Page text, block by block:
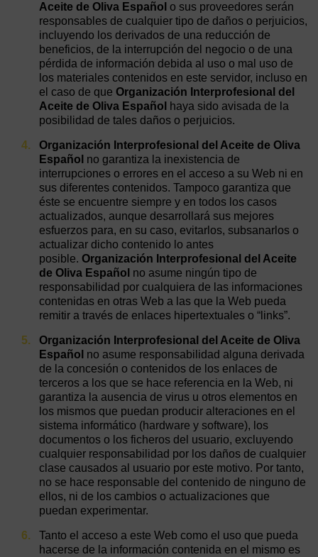
Aceite de Oliva Español o sus proveedores serán
responsables de cualquier tipo de daños o perjuicios,
incluyendo los derivados de una reducción de
beneficios, de la interrupción del negocio o de una
pérdida de información debida al uso o mal uso de
los materiales contenidos en este servidor, incluso en
el caso de que Organización Interprofesional del
Aceite de Oliva Español
haya sido avisada de la
posibilidad de tales daños o perjuicios.
Organización Interprofesional del Aceite de Oliva
Español no garantiza la inexistencia de
interrupciones o errores en el acceso a su Web ni en
sus diferentes contenidos. Tampoco garantiza que
éste se encuentre siempre y en todos los casos
actualizados, aunque desarrollará sus mejores
esfuerzos para, en su caso, evitarlos, subsanarlos o
actualizar dicho contenido lo antes
posible. Organización Interprofesional del Aceite
de Oliva Español no asume ningún tipo de
responsabilidad por cualquiera de las informaciones
contenidas en otras Web a las que la Web pueda
remitir a través de enlaces hipertextuales o “links”.
Organización Interprofesional del Aceite de Oliva
Español no asume responsabilidad alguna derivada
de la concesión o contenidos de los enlaces de
terceros a los que se hace referencia en la Web, ni
garantiza la ausencia de virus u otros elementos en
los mismos que puedan producir alteraciones en el
sistema informático (hardware y software), los
documentos o los ficheros del usuario, excluyendo
cualquier responsabilidad por los daños de cualquier
clase causados al usuario por este motivo. Por tanto,
no se hace responsable del contenido de ninguno de
ellos, ni de los cambios o actualizaciones que
puedan experimentar.
Tanto el acceso a este Web como el uso que pueda
hacerse de la información contenida en el mismo es